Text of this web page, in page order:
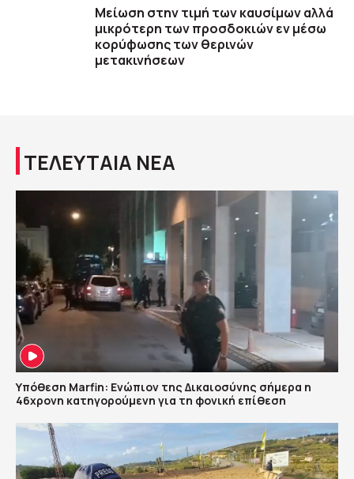
Μείωση στην τιμή των καυσίμων αλλά
μικρότερη των προσδοκιών εν μέσω
κορύφωσης των θερινών
μετακινήσεων
ΤΕΛΕΥΤΑΙΑ ΝΕΑ
Υπόθεση Marfin: Ενώπιον της Δικαιοσύνης σήμερα η
46χρονη κατηγορούμενη για τη φονική επίθεση